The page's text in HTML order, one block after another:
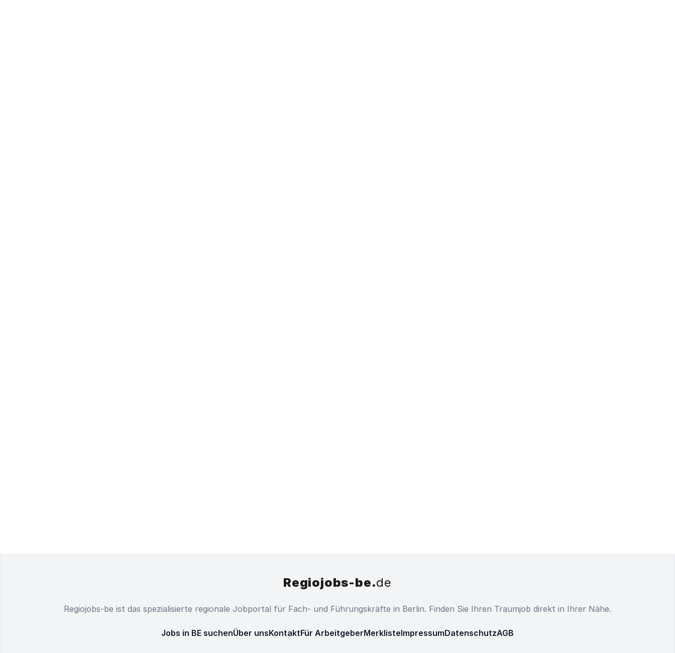
Regiojobs-be.de
Regiojobs-be ist das spezialisierte regionale Jobportal für Fach- und Führungskräfte in Berlin. Finden Sie Ihren Traumjob direkt in Ihrer Nähe.
Jobs in BE suchenÜber unsKontaktFür ArbeitgeberMerklisteImpressumDatenschutzAGB